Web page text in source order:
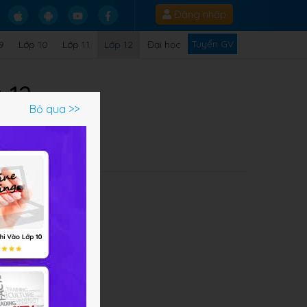
Đăng nhập
Lớp 10 Lớp 11 Lớp 12 Đại học Tuyển GV
=
Bỏ qua >>